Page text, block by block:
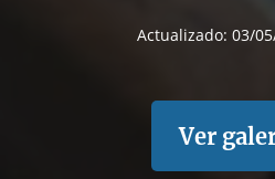
Actualizado: 03/
Ver